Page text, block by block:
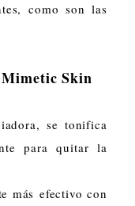
como son las
Skin
se tonifica
para quitar la
más efectivo con